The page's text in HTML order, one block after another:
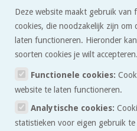
Toren van
Deze website maakt gebruik van
cookies, die noodzakelijk zijn om
laten functioneren. Hieronder
soorten cookies je wilt accepteren.
Functionele cookies:
website te laten functioneren.
Analytische cookies:
statistieken voor eigen gebruik te